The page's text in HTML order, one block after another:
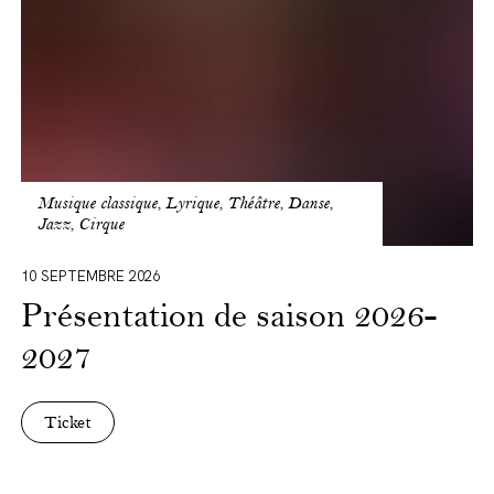
Musique classique, Lyrique, Théâtre, Danse,
Jazz, Cirque
10 SEPTEMBRE 2026
Présentation de saison 2026-
2027
Ticket